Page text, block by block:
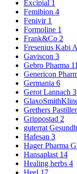
Excipial 1
Femibion 4
Fenivir 1
Formoline 1
Frank&Co 2
Fresenius Kabi
Gaviscon 3
Gebro Pharma 11
Genericon
Germania 6
Gerot Lannach 3
Grethers
Grippostad 2
guterrat
Hafesan 3
Hager Pharma
Hansaplast 14
Healing herbs 4